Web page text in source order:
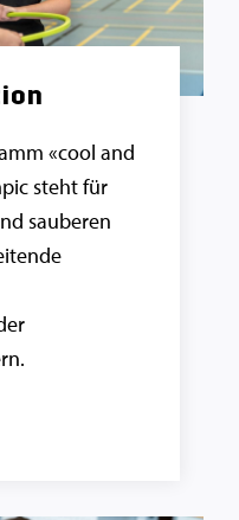
«cool and
steht für
sauberen